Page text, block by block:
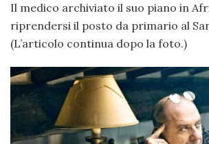
Il medico archiviato il suo piano in
riprendersi il posto da primario al
(L’articolo continua dopo la foto.)